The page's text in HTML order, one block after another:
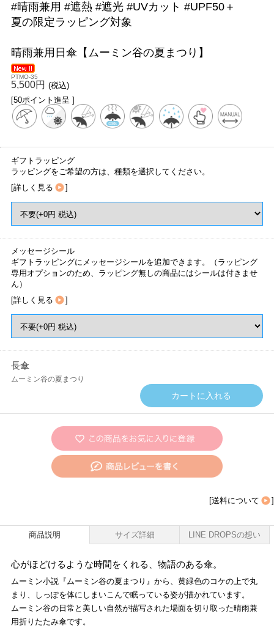
#晴雨兼用 #遮熱 #遮光 #UVカット #UPF50＋
夏の限定ラッピング対象
晴雨兼用日傘【ムーミン谷の夏まつり】
PTMO-35
5,500円 (税込)
[50ポイント進呈 ]
ギフトラッピング
ラッピングをご希望の方は、種類を選択してください。
[詳しく見る ]
メッセージシール
ギフトラッピングにメッセージシールを追加できます。（ラッピング
専用オプションのため、ラッピング無しの商品にはシールは付きませ
ん）
[詳しく見る ]
長傘
ムーミン谷の夏まつり
[送料について ]
商品説明 サイズ詳細 LINE DROPSの想い
心がほどけるような時間をくれる、物語のある傘。
ムーミン小説『ムーミン谷の夏まつり』から、黄緑色のコケの上で丸
まり、しっぽを体にしまいこんで眠っている姿が描かれています。
ムーミン谷の日常と美しい自然が描写された場面を切り取った晴雨兼
用折りたたみ傘です。